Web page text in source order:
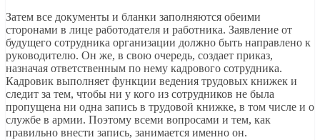
Затем все документы и бланки заполняются обеими
сторонами в лице работодателя и работника. Заявление от
будущего сотрудника организации должно быть направлено к
руководителю. Он же, в свою очередь, создает приказ,
назначая ответственным по нему кадрового сотрудника.
Кадровик выполняет функции ведения трудовых книжек и
следит за тем, чтобы ни у кого из сотрудников не была
пропущена ни одна запись в трудовой книжке, в том числе и о
службе в армии. Поэтому всеми вопросами и тем, как
правильно внести запись, занимается именно он.